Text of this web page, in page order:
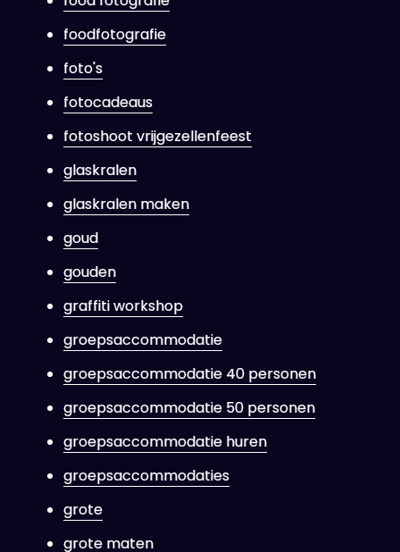
foodfotografie
foto's
fotocadeaus
fotoshoot vrijgezellenfeest
glaskralen
glaskralen maken
goud
gouden
graffiti workshop
groepsaccommodatie
groepsaccommodatie 40 personen
groepsaccommodatie 50 personen
groepsaccommodatie huren
groepsaccommodaties
grote
grote maten